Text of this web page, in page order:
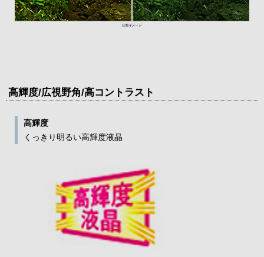
高輝度/広視野角/高コントラスト
高輝度
くっきり明るい高輝度液晶